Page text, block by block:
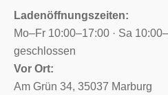
Ladenöffnungszeiten:
Mo–Fr 10:00–17:00 · Sa
geschlossen
Vor Ort:
Am Grün 34, 35037 Marburg